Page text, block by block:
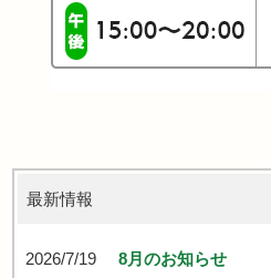
最新情報
2026/7/19 8月のお知らせ